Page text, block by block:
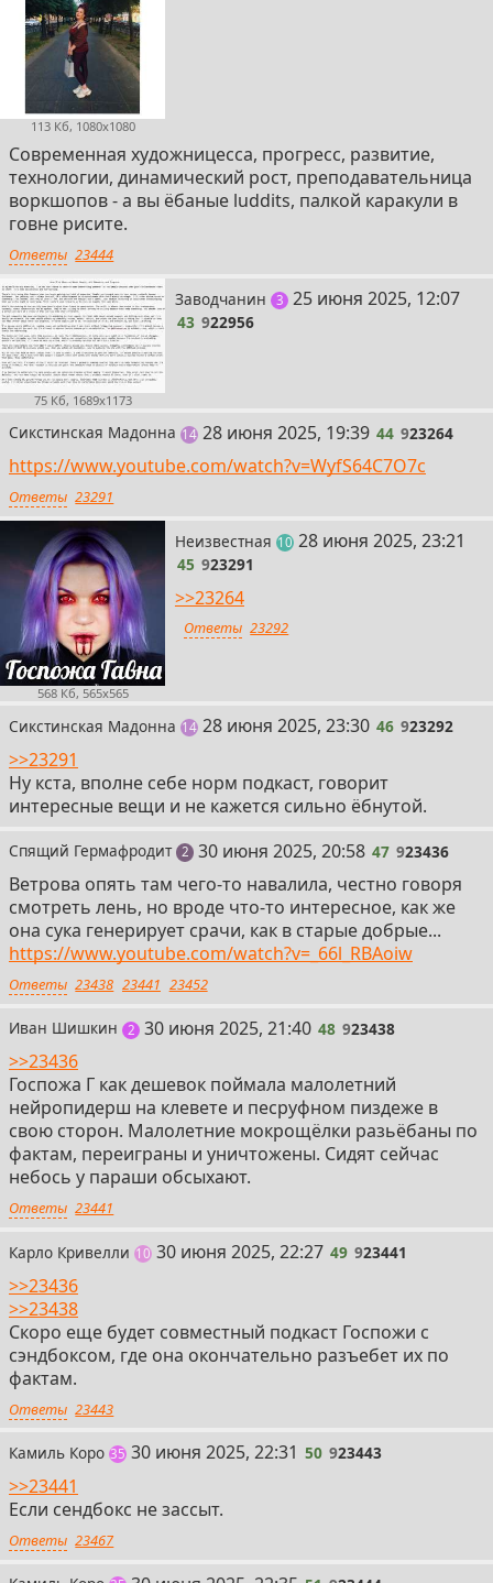
113 Кб, 1080x1080
Современная художницесса, прогресс, развитие,
технологии, динамический рост, преподавательница
воркшопов - а вы ёбаные luddits, палкой каракули в
говне рисите.
Ответы 23444
75 Кб, 1689x1173
Заводчанин 3поста
43
25 июня 2025, 12:07
43 922956
Сикстинская Мадонна 14постов
44
28 июня 2025, 19:39 44 923264
https://www.youtube.com/watch?v=WyfS64C7O7c
Ответы 23291
568 Кб, 565x565
Неизвестная 10постов
45
28 июня 2025, 23:21
45 923291
>>23264
Ответы 23292
Сикстинская Мадонна 14постов
46
28 июня 2025, 23:30 46 923292
>>23291
Ну кста, вполне себе норм подкаст, говорит
интересные вещи и не кажется сильно ёбнутой.
Спящий Гермафродит 2поста
47
30 июня 2025, 20:58 47 923436
Ветрова опять там чего-то навалила, честно говоря
смотреть лень, но вроде что-то интересное, как же
она сука генерирует срачи, как в старые добрые...
https://www.youtube.com/watch?v=_66l_RBAoiw
Ответы 23438 23441 23452
Иван Шишкин 2поста
48
30 июня 2025, 21:40 48 923438
>>23436
Госпожа Г как дешевок поймала малолетний
нейропидерш на клевете и песруфном пиздеже в
свою сторон. Малолетние мокрощёлки разьёбаны по
фактам, переиграны и уничтожены. Сидят сейчас
небось у параши обсыхают.
Ответы 23441
Карло Кривелли 10постов
49
30 июня 2025, 22:27 49 923441
>>23436
>>23438
Скоро еще будет совместный подкаст Госпожи с
сэндбоксом, где она окончательно разъебет их по
фактам.
Ответы 23443
Камиль Коро 35постов
50
30 июня 2025, 22:31 50 923443
>>23441
Если сендбокс не зассыт.
Ответы 23467